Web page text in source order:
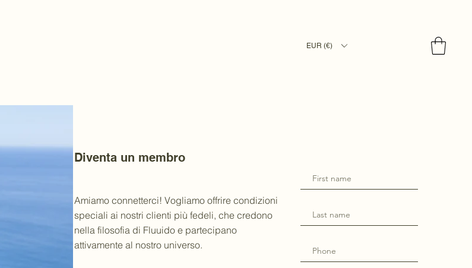
EUR (€)
Diventa un membro
Amiamo connetterci! Vogliamo offrire condizioni
speciali ai nostri clienti più fedeli, che credono
nella filosofia di Fluuido e partecipano
attivamente al nostro universo.